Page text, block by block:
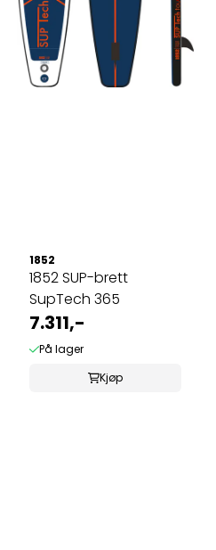
1852
1852 SUP-brett
SupTech 365
7.311,-
På lager
Kjøp